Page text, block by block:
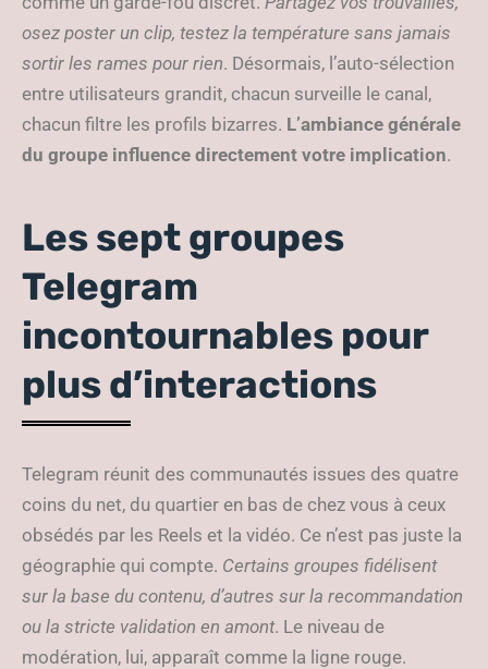
osez poster un clip, testez la température sans jamais
sortir les rames pour rien. Désormais, l’auto-sélection
entre utilisateurs grandit, chacun surveille le canal,
chacun filtre les profils bizarres. L’ambiance générale
du groupe influence directement votre implication.
Les sept groupes
Telegram
incontournables pour
plus d’interactions
Telegram réunit des communautés issues des quatre
coins du net, du quartier en bas de chez vous à ceux
obsédés par les Reels et la vidéo. Ce n’est pas juste la
géographie qui compte. Certains groupes fidélisent
sur la base du contenu, d’autres sur la recommandation
ou la stricte validation en amont. Le niveau de
modération, lui, apparaît comme la ligne rouge.